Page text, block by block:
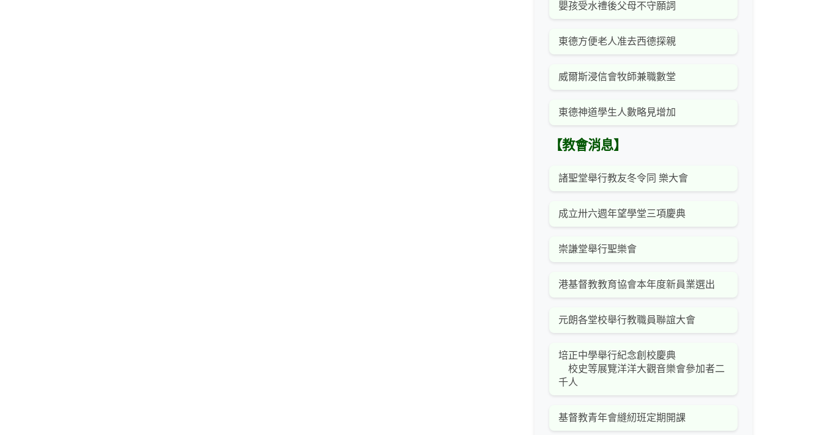
嬰孩受水禮後父母不守願詞
東德方便老人准去西德探親
威爾斯浸信會牧師兼職數堂
東德神道學生人數略見增加
【教會消息】
諸聖堂舉行教友冬令同 樂大會
成立卅六週年望學堂三項慶典
崇謙堂舉行聖樂會
港基督教教育協會本年度新員業選出
元朗各堂校舉行教職員聯誼大會
培正中學舉行紀念創校慶典
校史等展覽洋洋大觀音樂會參加者二
千人
基督教青年會縫紉班定期開課